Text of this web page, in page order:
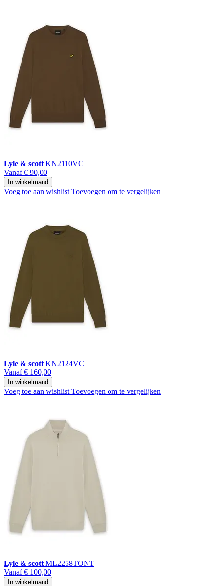
Lyle & scott KN2110VC
Vanaf € 90,00
In winkelmand
Voeg toe aan wishlist Toevoegen om te vergelijken
Lyle & scott KN2124VC
Vanaf € 160,00
In winkelmand
Voeg toe aan wishlist Toevoegen om te vergelijken
Lyle & scott ML2258TONT
Vanaf € 100,00
In winkelmand